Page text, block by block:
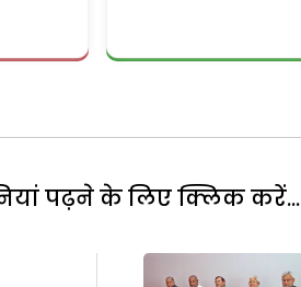
पढ़ने के लिए क्लिक करें...